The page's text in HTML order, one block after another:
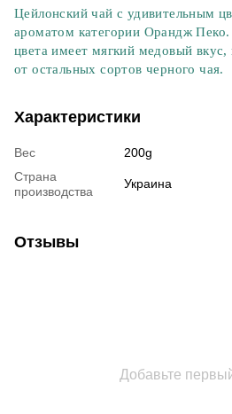
Цейлонский чай с удивительным
ароматом категории Орандж
цвета имеет мягкий медовый вкус,
от остальных сортов черного чая.
Характеристики
Вес
200g
Страна
производства
Украина
Отзывы
Добавьте